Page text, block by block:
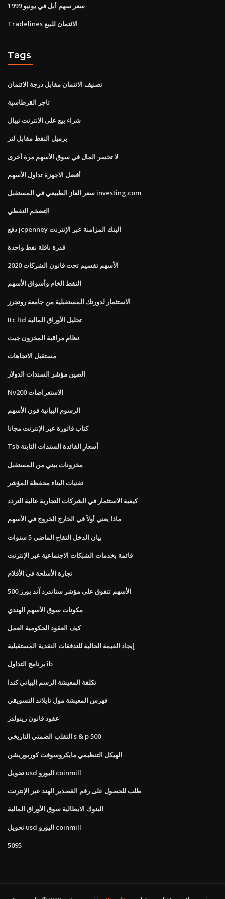
سعر سهم أبل في يونيو 1999
Tradelines الائتمان للبيع
Tags
تصنيف الائتمان مقابل درجة الائتمان
تاجر القرطاسية
شراء بيع على الانترنت نيبال
برميل النفط مقابل لتر
لا تخسر المال في سوق الأسهم مرة أخرى
أفضل الاجهزة تداول الأسهم
سعر الغاز الطبيعي في المستقبل investing.com
التضخم النفطي
دفع jcpenney البنك المزامنة عبر الإنترنت
قدرة ناقلة نفط واحدة
الأسهم تقسيم تحت قانون الشركات 2020
النفط الخام وأسواق الأسهم
الاستثمار لدورتك المستقبلية من جامعة روتجرز
Itc ltd تحليل الأوراق المالية
نظام مراقبة المخزون جيت
مستقبل الاتجاهات
الصين مؤشر السندات الدولار
Nv200 الاستعراضات
الرسوم البيانية فون الأسهم
كتاب فاتورة عبر الإنترنت مجانا
Tsb أسعار الفائدة السندات الثابتة
مخزونات بيني من المستقبل
تقنيات البناء محفظة المؤشر
كيفية الاستثمار في الشركات التجارية عالية التردد
ماذا يعني أولاً في الخارج الخروج في الأسهم
بيان الدخل التفاح الماضي 5 سنوات
قائمة بخدمات الشبكات الاجتماعية عبر الإنترنت
تجارة الأسلحة في الأفلام
الأسهم تتفوق على مؤشر ستاندرد آند بورز 500
مكونات سوق الأسهم الهندي
كيف العقود الحكومية العمل
إيجاد القيمة الحالية للتدفقات النقدية المستقبلية
برنامج التداول ib
تكلفة المعيشة الرسم البياني كندا
فهرس المعيشة مول تايلاند التسويقي
عقود قانون رينولدز
التقلب الضمني التاريخي s & p 500
الهيكل التنظيمي مايكروسوفت كوربوريشن
تحويل usd اليورو coinmill
طلب للحصول على رقم القصدير الهند عبر الإنترنت
البنوك الايطالية سوق الأوراق المالية
تحويل usd اليورو coinmill
5095